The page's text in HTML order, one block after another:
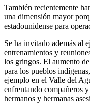
También recientemente
una dimensión mayor
estadounidense para
Se ha invitado además al
entrenamientos y
los gringos. El aumento
para los pueblos
ejemplo en el Valle del
enfrentando compañeros
hermanos y hermanas